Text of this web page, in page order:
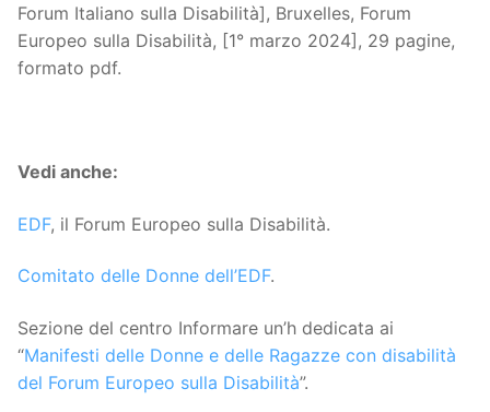
Forum Italiano sulla Disabilità], Bruxelles, Forum
Europeo sulla Disabilità, [1° marzo 2024], 29 pagine,
formato pdf.
Vedi anche:
EDF, il Forum Europeo sulla Disabilità.
Comitato delle Donne dell’EDF.
Sezione del centro Informare un’h dedicata ai
“Manifesti delle Donne e delle Ragazze con disabilità
del Forum Europeo sulla Disabilità”.